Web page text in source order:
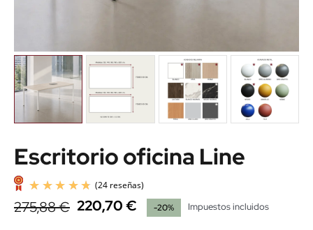
Escritorio oficina Line
275,88 € 220,70 € -20% Impuestos incluidos